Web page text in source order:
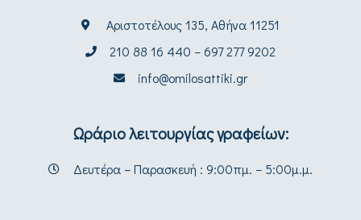
Αριστοτέλους 135, Αθήνα 11251
210 88 16 440 – 697 277 9202
info@omilosattiki.gr
Ωράριο λειτουργίας γραφείων:
Δευτέρα – Παρασκευή : 9:00πμ. – 5:00μ.μ.